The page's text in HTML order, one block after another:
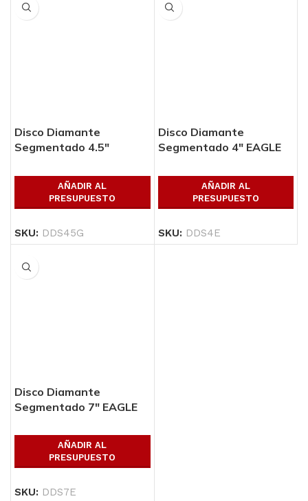
Disco Diamante
Segmentado 4.5″
AÑADIR AL
PRESUPUESTO
SKU: DDS45G
Disco Diamante
Segmentado 4″ EAGLE
AÑADIR AL
PRESUPUESTO
SKU: DDS4E
Disco Diamante
Segmentado 7″ EAGLE
AÑADIR AL
PRESUPUESTO
SKU: DDS7E